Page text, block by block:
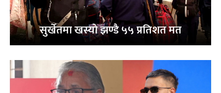
सुर्खेतमा खस्यो झण्डै ५५ प्रतिशत मत